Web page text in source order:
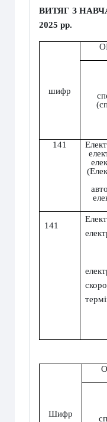
ВИТЯГ З
2025 рр.
шифр
141
141
Шифр